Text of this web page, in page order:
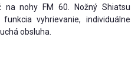
na nohy FM 60. Nožný Shiatsu
vyhrievanie, individuálne
obsluha.